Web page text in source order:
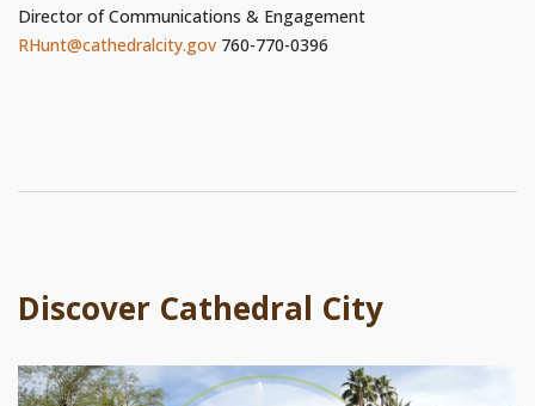
Director of Communications & Engagement
RHunt@cathedralcity.gov 760-770-0396
Discover Cathedral City